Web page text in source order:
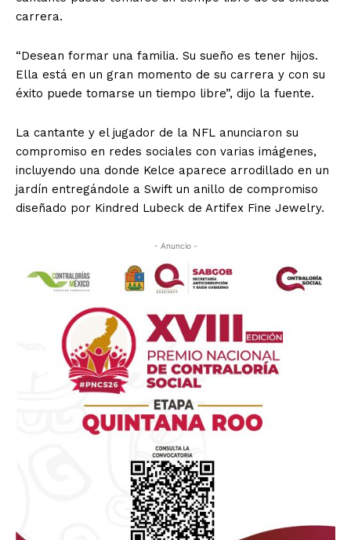
carrera.
“Desean formar una familia. Su sueño es tener hijos.
Ella está en un gran momento de su carrera y con su
éxito puede tomarse un tiempo libre”, dijo la fuente.
La cantante y el jugador de la NFL anunciaron su
compromiso en redes sociales con varias imágenes,
incluyendo una donde Kelce aparece arrodillado en un
jardín entregándole a Swift un anillo de compromiso
diseñado por Kindred Lubeck de Artifex Fine Jewelry.
- Anuncio -